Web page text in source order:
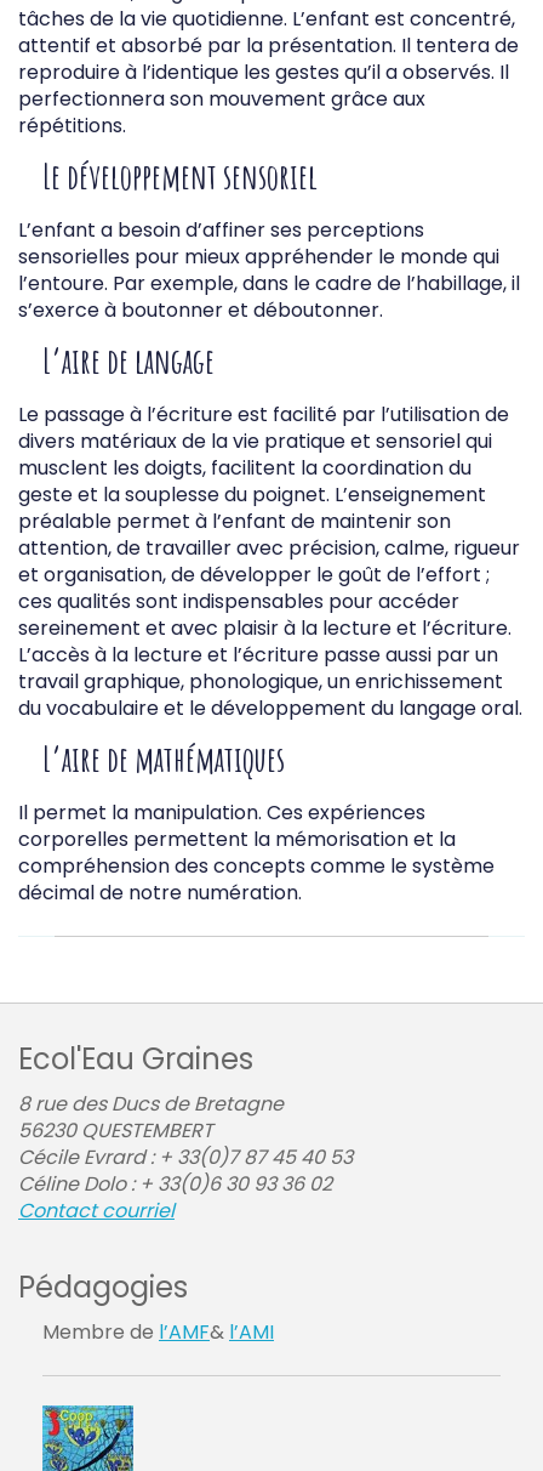
tâches de la vie quotidienne. L’enfant est concentré,
attentif et absorbé par la présentation. Il tentera de
reproduire à l’identique les gestes qu’il a observés. Il
perfectionnera son mouvement grâce aux
répétitions.
Le développement sensoriel
L’enfant a besoin d’affiner ses perceptions
sensorielles pour mieux appréhender le monde qui
l’entoure. Par exemple, dans le cadre de l’habillage, il
s’exerce à boutonner et déboutonner.
L’aire de langage
Le passage à l’écriture est facilité par l’utilisation de
divers matériaux de la vie pratique et sensoriel qui
musclent les doigts, facilitent la coordination du
geste et la souplesse du poignet. L’enseignement
préalable permet à l’enfant de maintenir son
attention, de travailler avec précision, calme, rigueur
et organisation, de développer le goût de l’effort ;
ces qualités sont indispensables pour accéder
sereinement et avec plaisir à la lecture et l’écriture.
L’accès à la lecture et l’écriture passe aussi par un
travail graphique, phonologique, un enrichissement
du vocabulaire et le développement du langage oral.
L’aire de mathématiques
Il permet la manipulation. Ces expériences
corporelles permettent la mémorisation et la
compréhension des concepts comme le système
décimal de notre numération.
Ecol'Eau Graines
8 rue des Ducs de Bretagne
56230 QUESTEMBERT
Cécile Evrard : + 33(0)7 87 45 40 53
Céline Dolo : + 33(0)6 30 93 36 02
Contact courriel
Pédagogies
Membre de l’AMF& l’AMI